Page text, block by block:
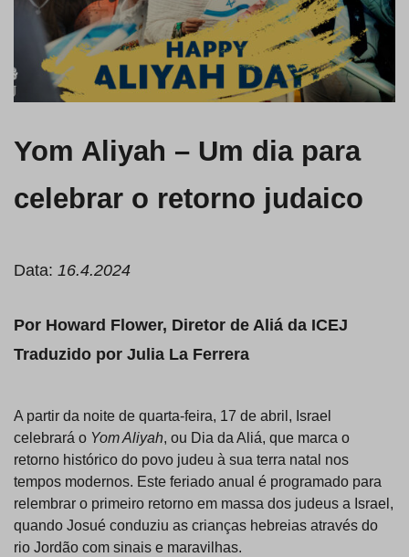
Yom Aliyah – Um dia para
celebrar o retorno judaico
Data: 16.4.2024
Por Howard Flower, Diretor de Aliá da ICEJ
Traduzido por Julia La Ferrera
A partir da noite de quarta-feira, 17 de abril, Israel
celebrará o Yom Aliyah, ou Dia da Aliá, que marca o
retorno histórico do povo judeu à sua terra natal nos
tempos modernos. Este feriado anual é programado para
relembrar o primeiro retorno em massa dos judeus a Israel,
quando Josué conduziu as crianças hebreias através do
rio Jordão com sinais e maravilhas.